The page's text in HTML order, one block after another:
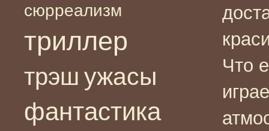
сюрреализм
триллер
трэш ужасы
фантастика
Что